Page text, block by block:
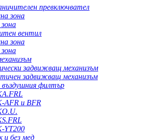
превключвател
зона
вентил
зона
задвижващ механизъм
задвижващ механизъм
въздушния филтър
AFR и BFR
YT200
и без мед